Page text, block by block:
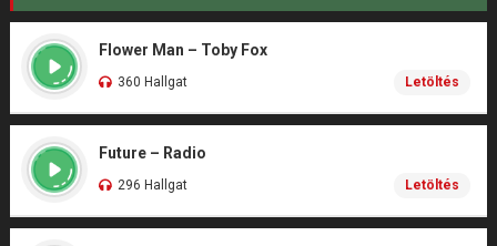
Flower Man – Toby Fox
360 Hallgat Letöltés
Future – Radio
296 Hallgat Letöltés